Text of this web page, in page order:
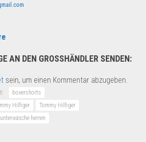
AN DEN GROSSHÄNDLER SENDEN:
sein, um einen Kommentar abzugeben.
boxershorts
Hilfiger
Tommy Hilfiger
unterwäsche herren